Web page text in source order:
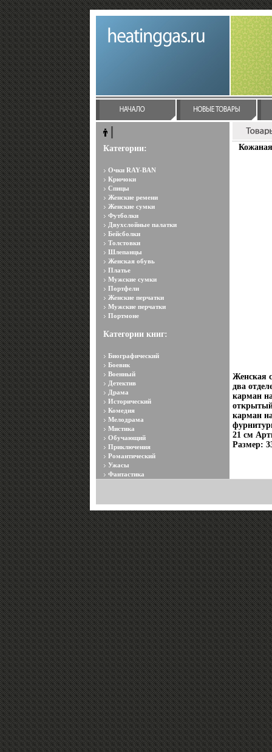
Категории:
Очки RAY-BAN
Крючоки
Спицы
Женские ремени
Женские сумки
Футболки
Двухслойные палатки
Бейсболки
Толстовки
Шлепанцы
Женская обувь
Платье
Мужские сумки
Портфели
Женские перчатки
Мужские перчатки
Портмоне
Категории книг:
Биографический
Боевик
Военный
Детектив
Драма
Исторический
Комедия
Мелодрама
Мистика
Обучающий
Приключения
Романтический
Ужасы
Фантастика
Женская
два
карман
карман
21 см
Размер: